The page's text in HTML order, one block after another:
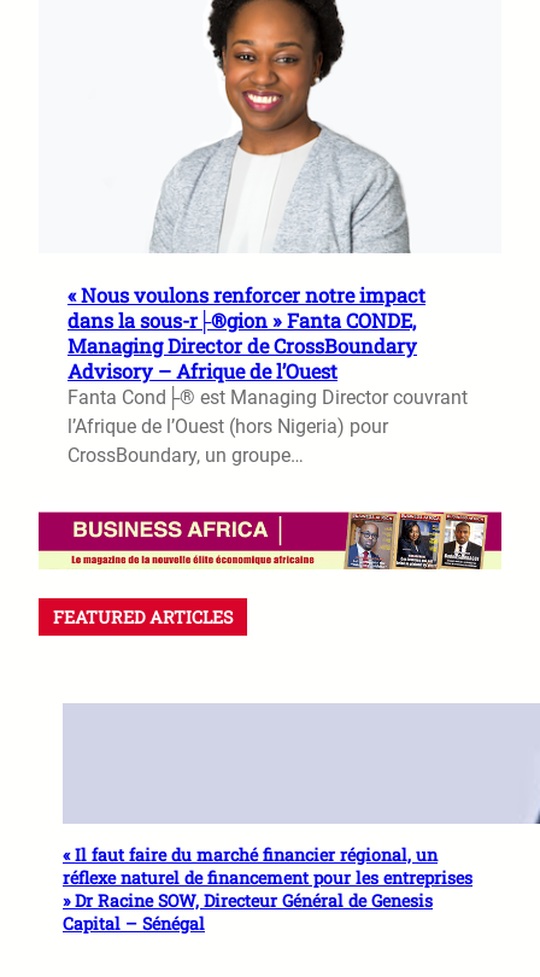
« Nous voulons renforcer notre impact
dans la sous-r├®gion » Fanta CONDE,
Managing Director de CrossBoundary
Advisory – Afrique de l’Ouest
Fanta Cond├® est Managing Director couvrant
l’Afrique de l’Ouest (hors Nigeria) pour
CrossBoundary, un groupe…
FEATURED ARTICLES
« Il faut faire du marché financier régional, un
réflexe naturel de financement pour les entreprises
» Dr Racine SOW, Directeur Général de Genesis
Capital – Sénégal